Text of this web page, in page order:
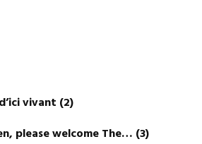
vivant (2)
please welcome The… (3)